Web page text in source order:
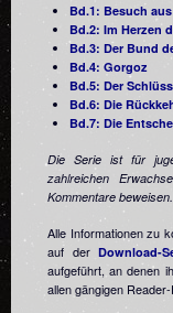
Bd.1: Besuch
Bd.2: Im Herzen
Bd.3: Der Bund
Bd.4: Gorgoz
Bd.5: Der
Bd.6: Die
Bd.7: Die
Die Serie ist für
zahlreichen
Kommentare beweisen.
Alle Informationen zu
auf derDownload-
aufgeführt, an denen
allen gängigen